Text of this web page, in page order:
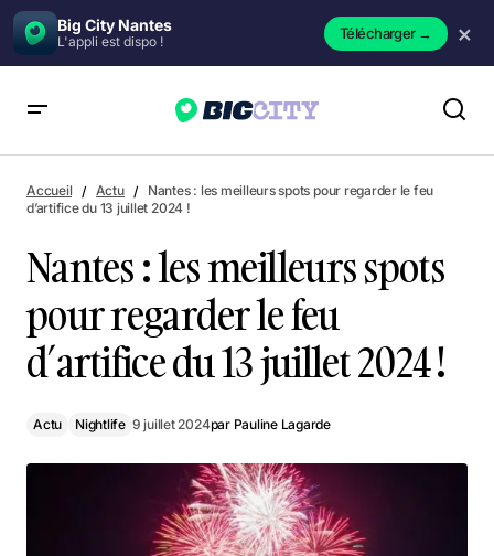
Big City Nantes
L'appli est dispo ! Télécharger→ ×
13 juillet 2024 !
Accueil Actu
Nantes : les meilleurs spots pour regarder le feu
d’artifice du 13 juillet 2024 !
Nantes : les meilleurs spots
pour regarder le feu
d’artifice du 13 juillet 2024 !
Actu Nightlife 9 juillet 2024par Pauline Lagarde